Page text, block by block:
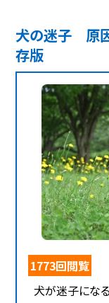
犬の迷子 原因
存版
1773回閲覧
犬が迷子にな